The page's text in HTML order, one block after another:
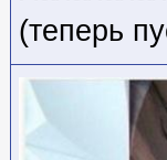
(теперь